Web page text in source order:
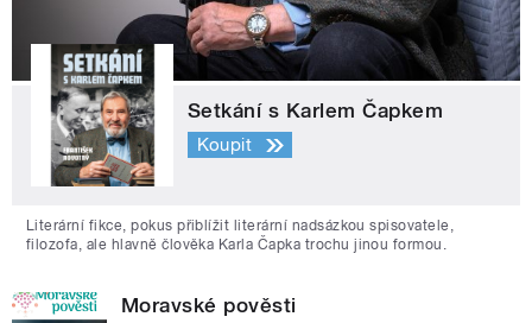
Setkání s Karlem Čapkem
Koupit
Literární fikce, pokus přiblížit literární nadsázkou spisovatele,
filozofa, ale hlavně člověka Karla Čapka trochu jinou formou.
Moravské pověsti